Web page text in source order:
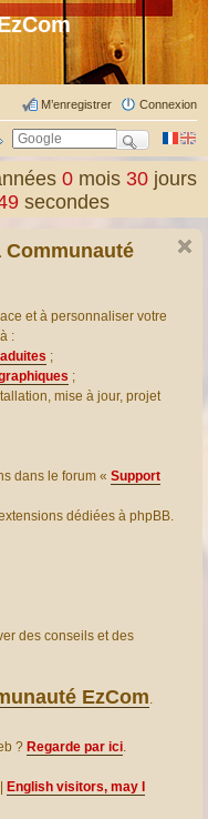
Connexion
M’enregistrer
0 mois30 jours
secondes
et à personnaliser votre
:
;
;
mise à jour, projet
dans le forum « Support
dédiées à phpBB.
des conseils et des
EzCom.
? Regarde par ici.
English visitors, may I